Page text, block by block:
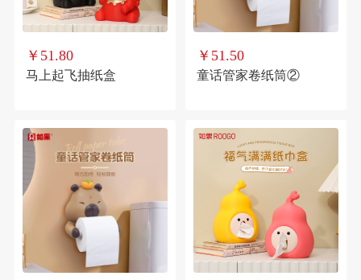
￥51.80
马上起飞抽纸盒
￥51.50
童话管家卷纸筒②